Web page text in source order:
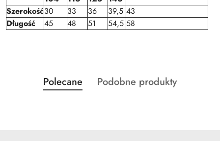
Szerokość30 33 36 39,5 43
Długość
45 48 51 54,5 58
Pomiń karuzelę produktów
Produkty
o
Polecane
Produkty
Podobne produkty